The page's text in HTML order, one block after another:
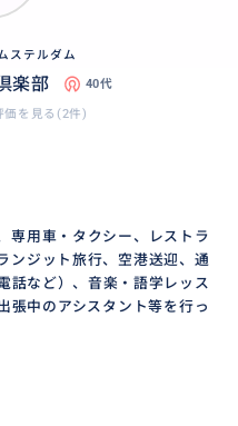
ステルダム
楽部 40代
価を見る(2件)
専用車・タクシー、レストラ
ンジット旅行、空港送迎、通
話など）、音楽・語学レッス
張中のアシスタント等を行っ